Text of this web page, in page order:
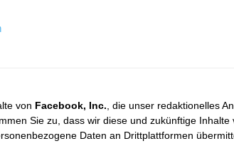
von Facebook, Inc. , die unser redaktionelles
Sie zu, dass wir diese und zukünftige Inhalte
Daten an Drittplattformen